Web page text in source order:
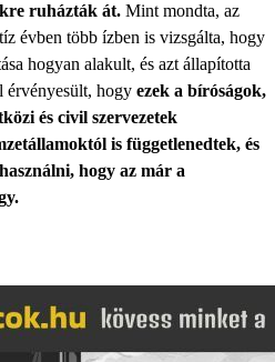
ruházták át. Mint mondta, az
évben több ízben is vizsgálta, hogy
hogyan alakult, és azt állapította
érvényesült, hogy ezek a bíróságok,
és civil szervezetek
is függetlenedtek, és
hogy az már a